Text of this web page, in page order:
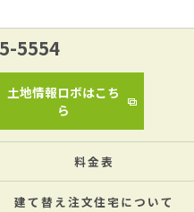
5554
土地情報ロボはこち
ら
料金表
建て替え注文住宅について